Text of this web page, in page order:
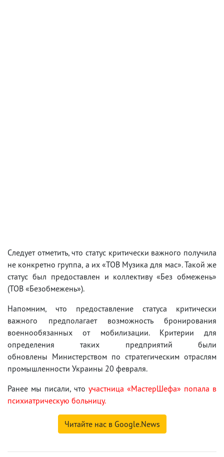
Следует отметить, что статус критически важного получила
не конкретно группа, а их «ТОВ Музика для мас». Такой же
статус был предоставлен и коллективу «Без обмежень»
(ТОВ «Безобмежень»).
Напомним, что предоставление статуса критически
важного предполагает возможность бронирования
военнообязанных от мобилизации. Критерии для
определения таких предприятий были
обновлены Министерством по стратегическим отраслям
промышленности Украины 20 февраля.
Ранее мы писали, что участница «МастерШефа» попала в
психиатрическую больницу.
Читайте нас в Google.News